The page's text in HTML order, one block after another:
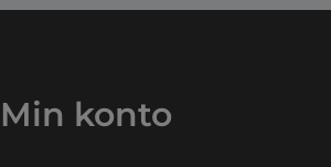
Min konto